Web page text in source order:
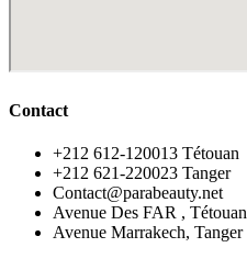
Contact
‪+212 612-120013 Tétouan
‪+212 621-220023 Tanger
Contact@parabeauty.net
Avenue Des FAR , Tétouan
Avenue Marrakech, Tanger